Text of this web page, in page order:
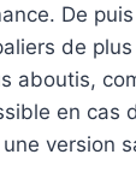
De
de
aboutis,
en cas
une version